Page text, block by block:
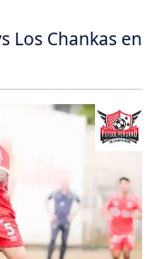
Los Chankas en